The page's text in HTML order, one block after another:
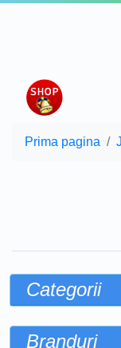
Prima pagina
Categorii
Branduri